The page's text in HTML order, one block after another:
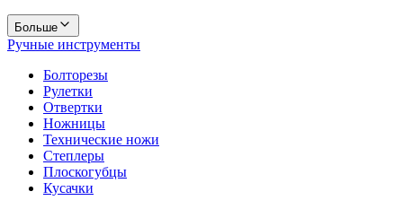
Больше
Ручные инструменты
Болторезы
Рулетки
Отвертки
Ножницы
Технические ножи
Степлеры
Плоскогубцы
Кусачки